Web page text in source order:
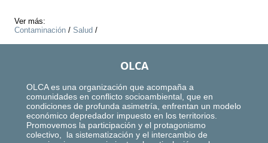
Ver más:
Contaminación / Salud /
OLCA
OLCA es una organización que acompaña a
comunidades en conflicto socioambiental, que en
condiciones de profunda asimetría, enfrentan un modelo
económico depredador impuesto en los territorios.
Promovemos la participación y el protagonismo
colectivo, la sistematización y el intercambio de